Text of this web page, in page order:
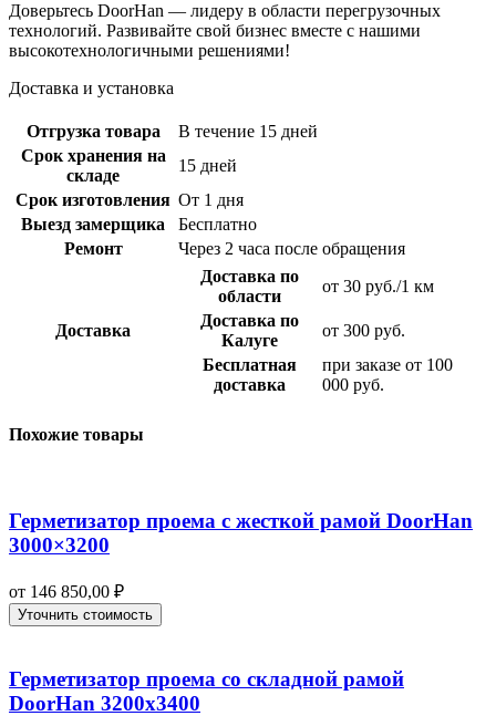
Доверьтесь DoorHan — лидеру в области перегрузочных
технологий. Развивайте свой бизнес вместе с нашими
высокотехнологичными решениями!
Доставка и установка
Отгрузка товара
В течение 15 дней
Срок хранения на
складе
15 дней
Срок изготовления От 1 дня
Выезд замерщика
Бесплатно
Ремонт
Через 2 часа после обращения
Доставка
Доставка по
области
от 30 руб./1 км
Доставка по
Калуге
от 300 руб.
Бесплатная
доставка
при заказе от 100
000 руб.
Похожие товары
Герметизатор проема с жесткой рамой DoorHan
3000×3200
от 146 850,00 ₽
Уточнить стоимость
Герметизатор проема со складной рамой
DoorHan 3200х3400